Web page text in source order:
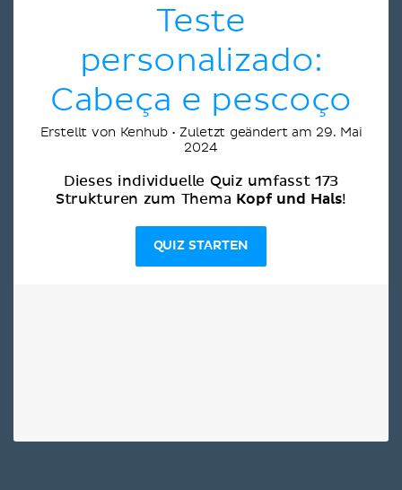
Teste
personalizado:
Cabeça e pescoço
Erstellt von Kenhub • Zuletzt geändert am 29. Mai
2024
Dieses individuelle Quiz umfasst 173
Strukturen zum Thema Kopf und Hals!
QUIZ STARTEN